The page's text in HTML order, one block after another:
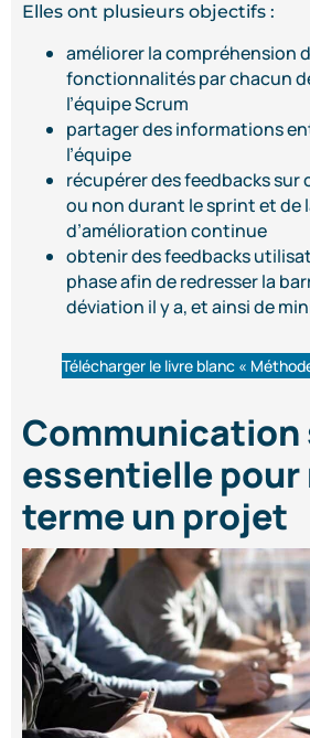
Elles ont plusieurs objectifs :
améliorer la compréhension
fonctionnalités par chacun
l’équipe Scrum
partager des informations
l’équipe
récupérer des feedbacks
ou non durant le sprint et de
d’amélioration continue
obtenir des feedbacks
phase afin de redresser la
déviation il y a, et ainsi de
Télécharger le livre blanc «
Communication
essentielle pour
terme un projet